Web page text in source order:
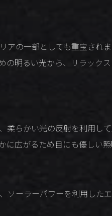
の一部としても重宝され
明るい光から、リラック
らかい光の反射を利用し
広がるため目にも優しい照
ーラーパワーを利用した